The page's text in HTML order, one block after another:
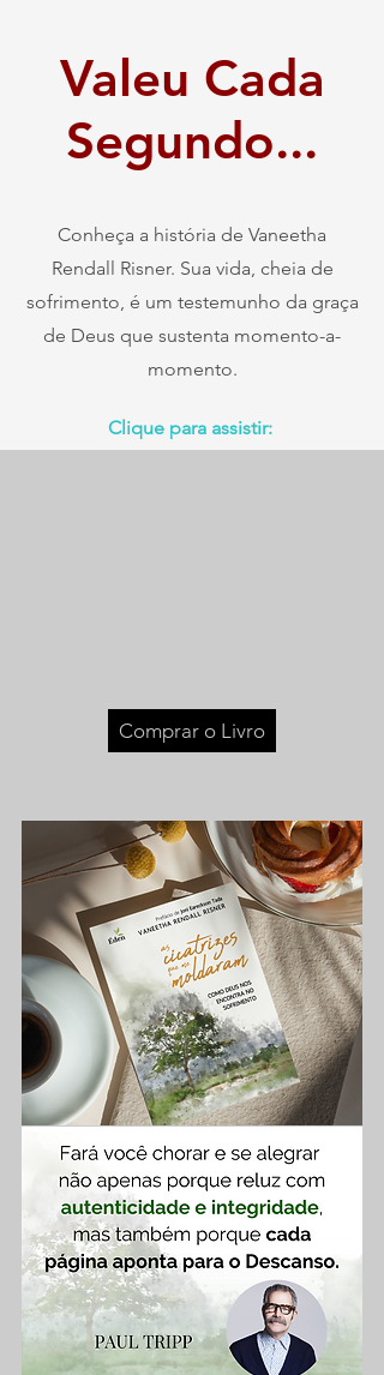
Valeu Cada
Segundo...
Conheça a história de Vaneetha
Rendall Risner. Sua vida, cheia de
sofrimento, é um testemunho da graça
de Deus que sustenta momento-a-
momento.
Clique para assistir:
Comprar o Livro